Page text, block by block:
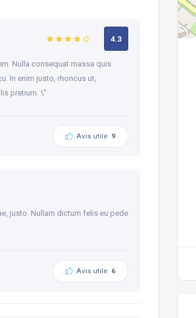
4.3
Nulla consequat massa quis
In enim justo, rhoncus ut,
pretium. \”
Avis utile 9
justo. Nullam dictum felis eu pede
Avis utile 6